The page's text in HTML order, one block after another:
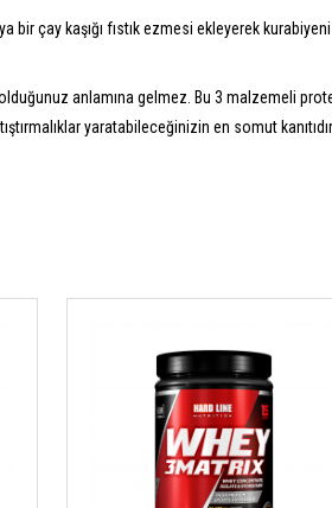
bir çay kaşığı fıstık ezmesi ekleyerek
anlamına gelmez. Bu 3 malzemeli
yaratabileceğinizin en somut